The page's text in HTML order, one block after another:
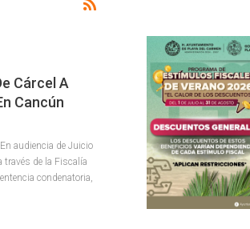
Cárcel A
Cancún
audiencia de Juicio
través de la Fiscalía
condenatoria,